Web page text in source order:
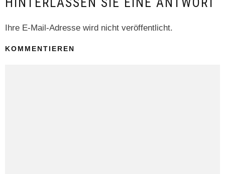
Ihre E-Mail-Adresse wird nicht veröffentlicht.
KOMMENTIEREN